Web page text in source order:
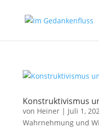
Konstruktivismus
von Heiner| Juli 1,
Wahrnehmung und